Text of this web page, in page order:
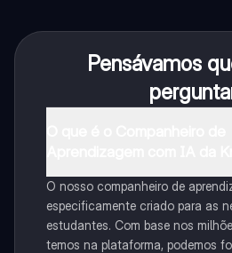
Pensávamos
O nosso companheiro de
especificamente criado para as
estudantes. Com base nos
temos na plataforma, podemos